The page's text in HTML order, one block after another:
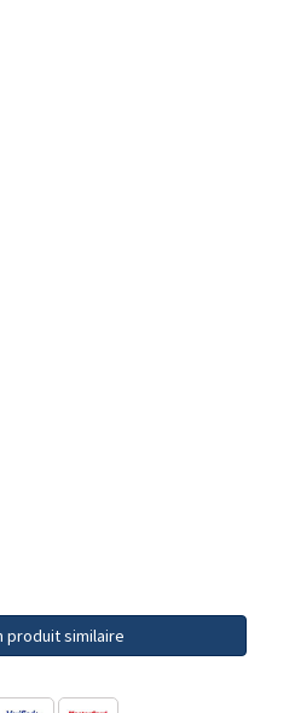
produit similaire